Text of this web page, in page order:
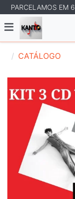
PARCELAMOS EM
CATÁLOGO